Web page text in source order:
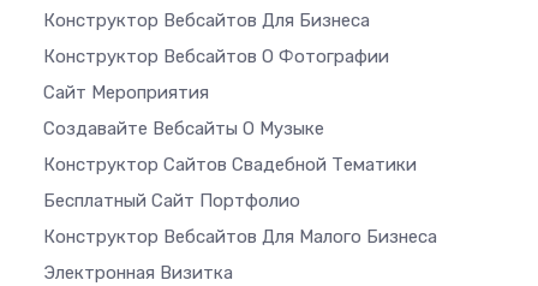
Конструктор Вебсайтов Для Бизнеса
Конструктор Вебсайтов О Фотографии
Сайт Мероприятия
Создавайте Вебсайты О Музыке
Конструктор Сайтов Свадебной Тематики
Бесплатный Сайт Портфолио
Конструктор Вебсайтов Для Малого Бизнеса
Электронная Визитка